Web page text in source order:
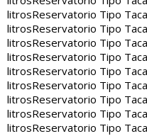
litrosReservatorio Tipo
litrosReservatorio Tipo
litrosReservatorio Tipo
litrosReservatorio Tipo
litrosReservatorio Tipo
litrosReservatorio Tipo
litrosReservatorio Tipo
litrosReservatorio Tipo
litrosReservatorio Tipo